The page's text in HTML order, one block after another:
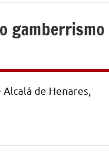
gamberrismo
de Henares,